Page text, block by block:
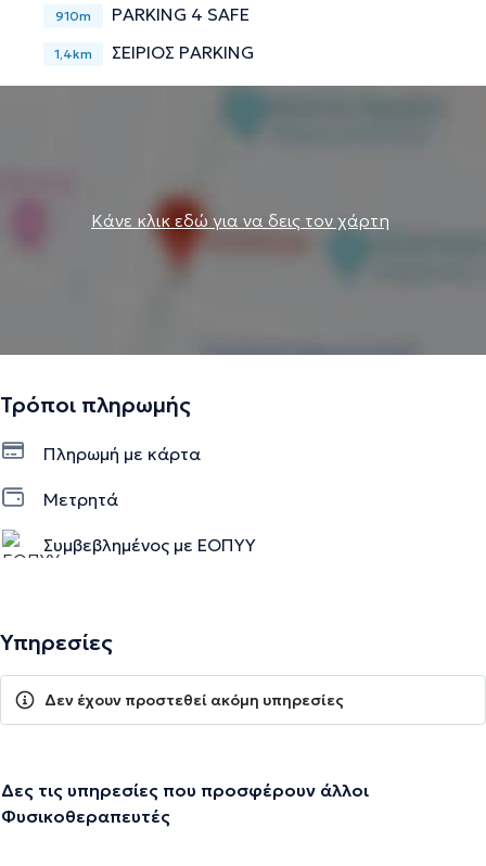
910m PARKING 4 SAFE
1,4km ΣΕΙΡΙΟΣ PARKING
Κάνε κλικ εδώ για να δεις τον χάρτη
Τρόποι πληρωμής
Πληρωμή με κάρτα
Μετρητά
Συμβεβλημένος με ΕΟΠΥΥ
Υπηρεσίες
Δεν έχουν προστεθεί ακόμη υπηρεσίες
Δες τις υπηρεσίες που προσφέρουν άλλοι
Φυσικοθεραπευτές